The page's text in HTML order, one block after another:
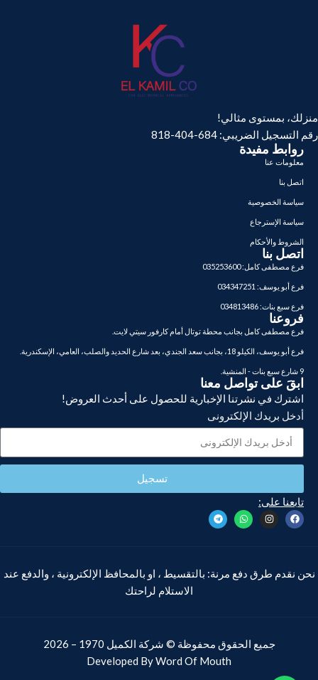
منزلك، بمستوى مثالي!
رقم التسجيل الضريبي: 684-404-818
روابط مفيدة
معلومات عنا
اتصل بنا
سياسة الخصوصية
سياسة الإسترجاع
الشروط والأحكام
اتصل بنا
فرع مصطفى كامل: 035253600
فرع أبو يوسف: 034347251
فرع سبع بنات: 034813486
فروعنا
فرع مصطفى كامل بجانب محطة توتال أمام كارفور سيتي لايت.
فرع أبو يوسف، الكيلو 18، بجانب سعد الجندي، بعد شارع الحديد والصلب، العامي، الإسكندرية.
9 شارع سبع بنات - المنشية.
ابقَ على تواصل معنا
اشترك في نشرتنا الإخبارية للحصول على أحدث العروض!
أدخل بريدك الإلكترونى
تسجيل
تابعنا على:
نحن نقدم طرق دفع مرنة: بالتقسيط ، او بالمحافظ الإلكترونية ، والدفع عند
الاستلام لراحتك
جميع الحقوق محفوظة © شركة الكميل
Developed ByWord Of Mouth
تكييف